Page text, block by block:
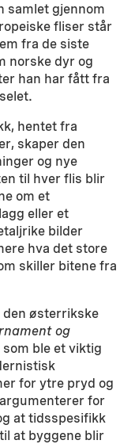
samlet gjennom
fliser står
fra de siste
norske dyr og
han har fått fra
hentet fra
skaper den
og nye
til hver flis blir
om et
eller et
bilder
hva det store
skiller bitene fra
den østerrikske
og
ble et viktig
for ytre pryd og
for
at tidsspesifikk
at byggene blir